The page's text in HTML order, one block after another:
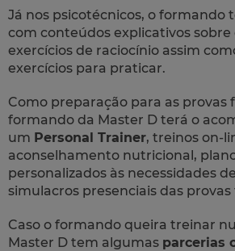
Já nos psicotécnicos, o formando
com conteúdos explicativos sobre
exercícios de raciocínio assim
exercícios para praticar.
Como preparação para as provas
formando da Master D terá o
um Personal Trainer, treinos on-
aconselhamento nutricional,
personalizados às necessidades
simulacros presenciais das provas
Caso o formando queira treinar
Master D tem algumas parcerias